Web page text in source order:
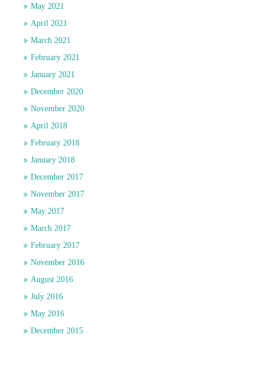
May 2021
April 2021
March 2021
February 2021
January 2021
December 2020
November 2020
April 2018
February 2018
January 2018
December 2017
November 2017
May 2017
March 2017
February 2017
November 2016
August 2016
July 2016
May 2016
December 2015